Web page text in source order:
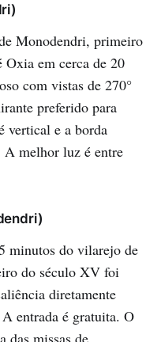
Monodendri, primeiro
Oxia em cerca de 20
com vistas de 270°
preferido para
vertical e a borda
A melhor luz é entre
minutos do vilarejo de
do século XV foi
diretamente
entrada é gratuita. O
das missas de